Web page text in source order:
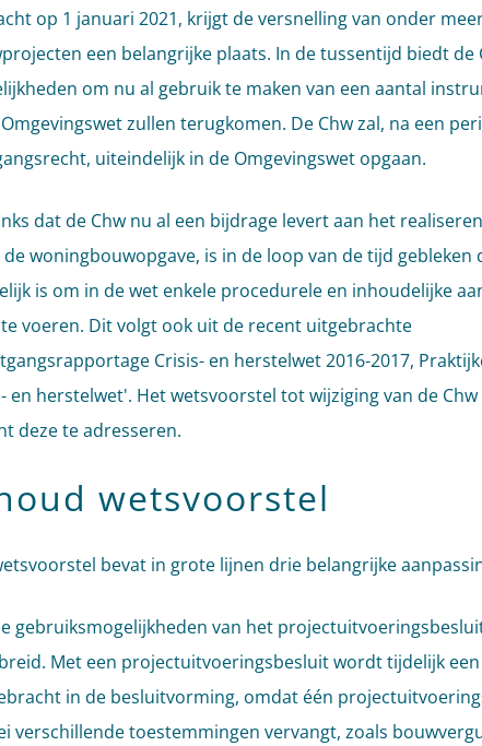
op 1 januari 2021, krijgt de versnelling van onder
een belangrijke plaats. In de tussentijd biedt de
om nu al gebruik te maken van een aantal
zullen terugkomen. De Chw zal, na een
uiteindelijk in de Omgevingswet opgaan.
dat de Chw nu al een bijdrage levert aan het
woningbouwopgave, is in de loop van de tijd gebleken
is om in de wet enkele procedurele en inhoudelijke
voeren. Dit volgt ook uit de recent uitgebrachte
Crisis- en herstelwet 2016-2017,
en herstelwet'. Het wetsvoorstel tot wijziging van de
deze te adresseren.
wetsvoorstel
bevat in grote lijnen drie belangrijke
gebruiksmogelijkheden van het
Met een projectuitvoeringsbesluit wordt tijdelijk
in de besluitvorming, omdat één
verschillende toestemmingen vervangt, zoals